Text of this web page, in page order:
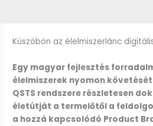
Küszöbön az élelmiszerlánc
Egy magyar fejlesztés
élelmiszerek nyomon
QSTS rendszere részletesen
életútját a termelőtől a
a hozzá kapcsolódó Product